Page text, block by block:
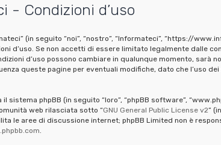
- Condizioni d’uso
(in seguito “noi”, “nostro”, “Informateci”, “https://
d’uso. Se non accetti di essere limitato legalmente dalle
d’uso possono cambiare in qualunque momento,
queste pagine per eventuali modifiche, dato che l’uso
sistema phpBB (in seguito “loro”, “phpBB software”,
web rilasciata sotto “GNU General Public License v2”
le aree di discussione internet; phpBB Limited non è
.